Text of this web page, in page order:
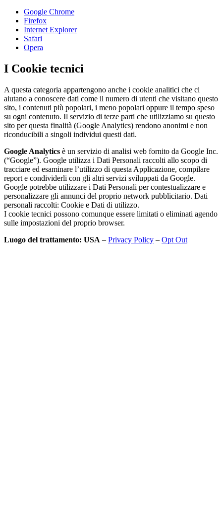
Google Chrome
Firefox
Internet Explorer
Safari
Opera
I Cookie tecnici
A questa categoria appartengono anche i cookie analitici che ci
aiutano a conoscere dati come il numero di utenti che visitano questo
sito, i contenuti più popolari, i meno popolari oppure il tempo speso
su ogni contenuto. Il servizio di terze parti che utilizziamo su questo
sito per questa finalità (Google Analytics) rendono anonimi e non
riconducibili a singoli individui questi dati.
Google Analytics è un servizio di analisi web fornito da Google Inc.
(“Google”). Google utilizza i Dati Personali raccolti allo scopo di
tracciare ed esaminare l’utilizzo di questa Applicazione, compilare
report e condividerli con gli altri servizi sviluppati da Google.
Google potrebbe utilizzare i Dati Personali per contestualizzare e
personalizzare gli annunci del proprio network pubblicitario. Dati
personali raccolti: Cookie e Dati di utilizzo.
I cookie tecnici possono comunque essere limitati o eliminati agendo
sulle impostazioni del proprio browser.
Luogo del trattamento: USA – Privacy Policy – Opt Out